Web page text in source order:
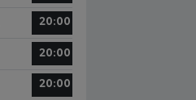
20:00
20:00
20:00